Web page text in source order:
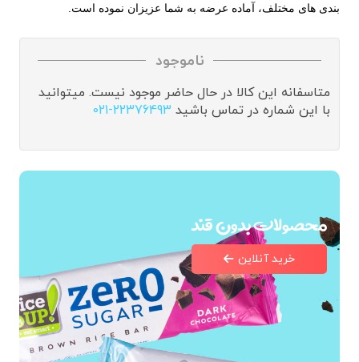
بندی های مختلف، آماده عرضه به شما عزیزان نموده است.
ناموجود
متاسفانه این کالا در حال حاضر موجود نیست. میتوانید
با این شماره در تماس باشید 021-22376493
محصولات بدون قند
خرید آنلاین